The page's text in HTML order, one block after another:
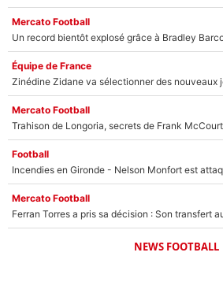
Mercato Football
Équipe de France
Mercato Football
Football
Mercato Football
NEWS FOOTBALL